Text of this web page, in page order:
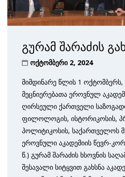
გურამ შარაძის
ოქტომბერი 2, 2024
მიმდინარე წლის 1
მეცნიერებათა ეროვნულ
ღირსეული ქართველი
ფილოლოგის, ისტორიკოსის,
პოლიტიკოსის, საქართველოს
ეროვნული აკადემიის წევრ-
წ.) გურამ შარაძის ხსოვნის
შესავალი სიტყვით გახსნა